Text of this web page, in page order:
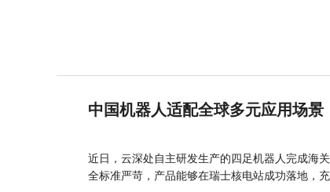
中国机器人适配全球多元应用场景
近日，云深处自主研发生产的四足机器人完成海
全标准严苛，产品能够在瑞士核电站成功落地，